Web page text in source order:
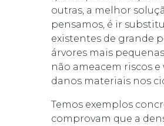
outras, a melhor
pensamos, é ir
existentes de grande
árvores mais
não ameacem riscos e
danos materiais nos
Temos exemplos
comprovam que a